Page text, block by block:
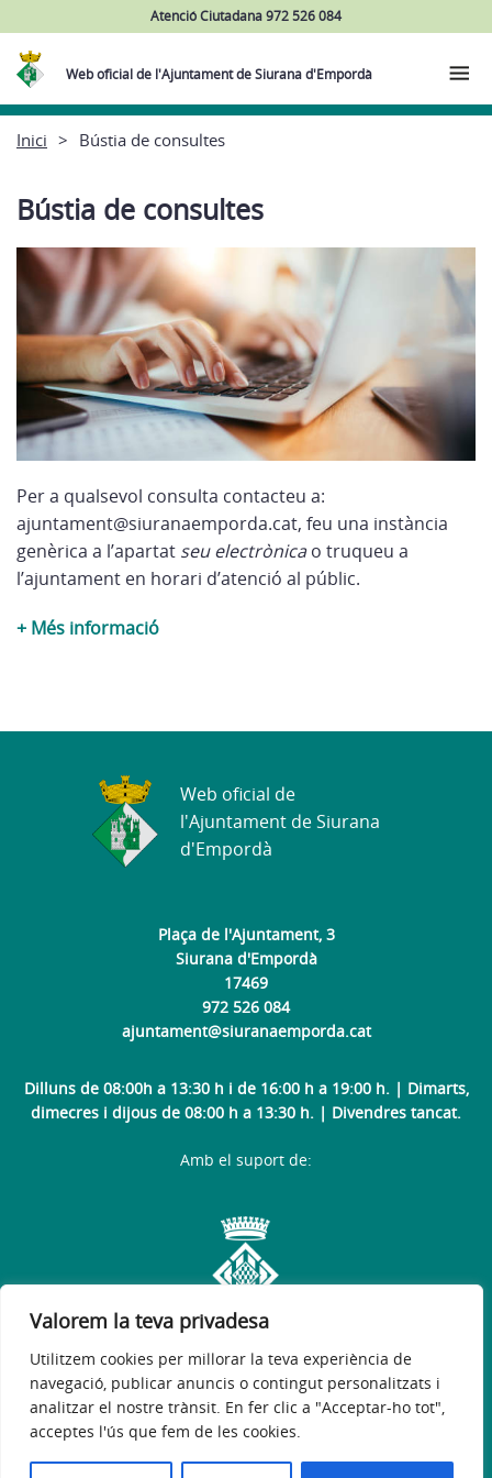
Valorem la teva privadesa
Utilitzem cookies per millorar la teva experiència de
navegació, publicar anuncis o contingut personalitzats i
analitzar el nostre trànsit. En fer clic a "Acceptar-ho tot",
acceptes l'ús que fem de les cookies.
Atenció Ciutadana 972 526 084
Web oficial de l'Ajuntament de Siurana d'Empordà
Inici Bústia de consultes
Bústia de consultes
Per a qualsevol consulta contacteu a:
ajuntament@siuranaemporda.cat, feu una instància
genèrica a l’apartat seu electrònicao truqueu a
l’ajuntament en horari d’atenció al públic.
+ Més informació
Plaça de l'Ajuntament, 3
Siurana d'Empordà
17469
972 526 084
ajuntament@siuranaemporda.cat
Dilluns de 08:00h a 13:30 h i de 16:00 h a 19:00 h. | Dimarts,
dimecres i dijous de 08:00 h a 13:30 h. | Divendres tancat.
Web oficial de
l'Ajuntament de Siurana
d'Empordà
Avís legal Política de privacitat
© 2026
Amb el suport de: